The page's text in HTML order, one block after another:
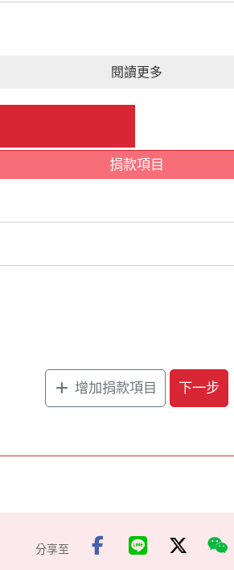
閱讀更多
捐款項目
增加捐款項目 下一步
分享至